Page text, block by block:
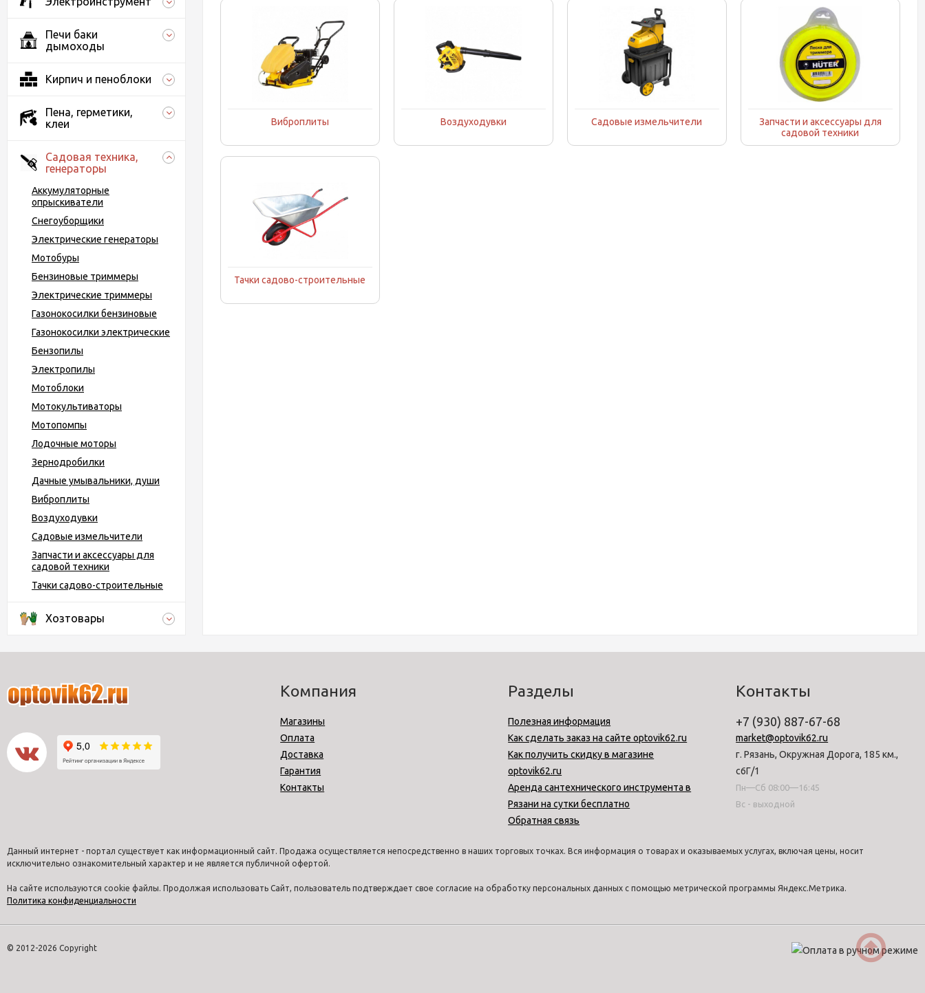
Печи баки
дымоходы
Кирпич и пеноблоки
Пена, герметики,
клеи
Садовая техника,
генераторы
Аккумуляторные
опрыскиватели
Снегоуборщики
Электрические генераторы
Мотобуры
Бензиновые триммеры
Электрические триммеры
Газонокосилки бензиновые
Газонокосилки электрические
Бензопилы
Электропилы
Мотоблоки
Мотокультиваторы
Мотопомпы
Лодочные моторы
Зернодробилки
Дачные умывальники, души
Виброплиты
Воздуходувки
Садовые измельчители
Запчасти и аксессуары для
садовой техники
Тачки садово-строительные
Хозтовары
Виброплиты Воздуходувки Садовые измельчители
Запчасти и аксессуары для
садовой техники
Тачки садово-строительные
Компания
Магазины
Оплата
Доставка
Гарантия
Контакты
Разделы
Полезная информация
Как сделать заказ на сайте optovik62.ru
Как получить скидку в магазине
optovik62.ru
Аренда сантехнического инструмента в
Рязани на сутки бесплатно
Обратная связь
Контакты
+7 (930) 887-67-68
market@optovik62.ru
г. Рязань, Окружная Дорога, 185 км.,
с6Г/1
Пн—Сб 08:00—16:45
Вс - выходной
Данный интернет - портал существует как информационный сайт. Продажа осуществляется непосредственно в наших торговых точках. Вся информация о товарах и оказываемых услугах, включая цены, носит
исключительно ознакомительный характер и не является публичной офертой.
На сайте используются cookie файлы. Продолжая использовать Сайт, пользователь подтверждает свое согласие на обработку персональных данных с помощью метрической программы Яндекс.Метрика.
Политика конфиденциальности
© 2012-2026 Copyright